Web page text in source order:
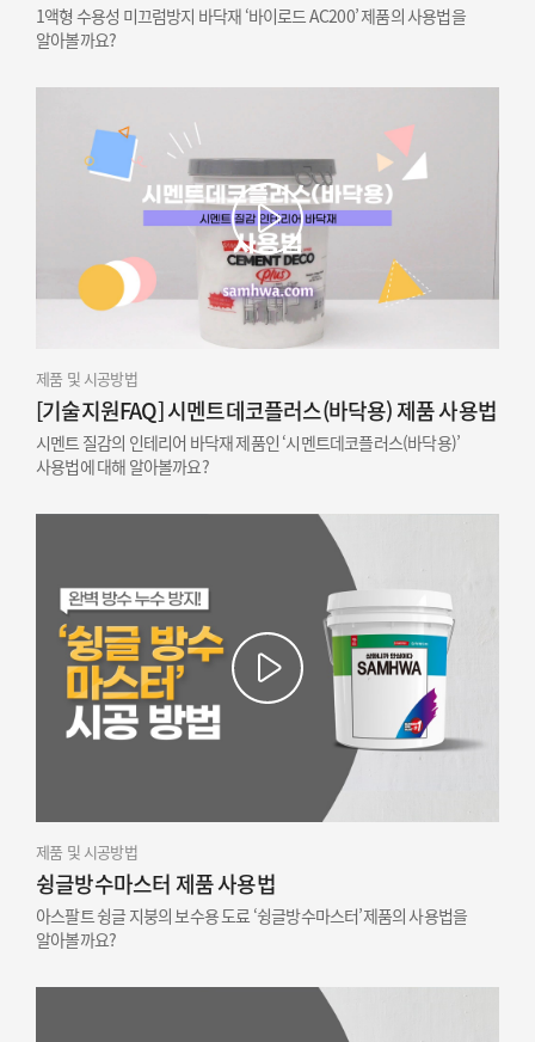
1액형 수용성 미끄럼방지 바닥재 ‘바이로드 AC200’ 제품의 사용법을
알아볼까요?
제품 및 시공방법
[기술지원FAQ] 시멘트데코플러스(바닥용) 제품 사용법
시멘트 질감의 인테리어 바닥재 제품인 ‘시멘트데코플러스(바닥용)’
사용법에 대해 알아볼까요?
제품 및 시공방법
슁글방수마스터 제품 사용법
아스팔트 슁글 지붕의 보수용 도료 ‘슁글방수마스터’제품의 사용법을
알아볼까요?